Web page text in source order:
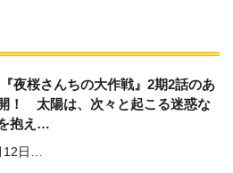
夜桜さんちの大作戦』2期2話のあ
！ 太陽は、次々と起こる迷惑な
抱え…
12日…